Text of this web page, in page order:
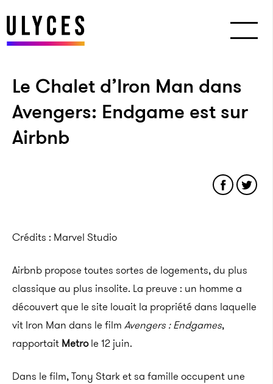
Le Chalet d’Iron Man dans
Avengers: Endgame est sur
Airbnb
Crédits : Marvel Studio
Airbnb propose toutes sortes de logements, du plus
classique au plus insolite. La preuve : un homme a
découvert que le site louait la propriété dans laquelle
vit Iron Man dans le film Avengers : Endgames,
rapportait Metrole 12 juin.
Dans le film, Tony Stark et sa famille occupent une